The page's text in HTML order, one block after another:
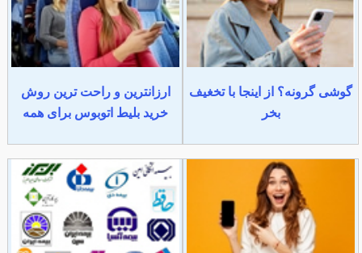
گوشی گرونه؟ از اینجا با تخغیف
بخر
ارزانترین و راحت ترین روش
خرید بلیط اتوبوس برای همه